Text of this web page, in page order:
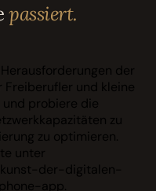
passiert.
der
und kleine
probiere die
zu
zu optimieren.
unter
der-digitalen-
app.